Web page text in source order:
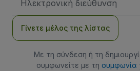
Email
Γίνετε μέλος της λίστας
Με τη σύνδεση ή τη
συμφωνείτε με τη συμφωνία